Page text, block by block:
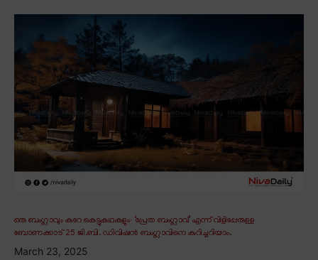
ഒരു ബംഗ്ലാവും കുറേ കെട്ടുകഥകളും∙ ‘പ്രേത ബംഗ്ലാവ്’ എന്ന് വിളിപ്പേരുള്ള
ബോണക്കാട് 25 ജി.ബി. ഡിവിഷൻ ബംഗ്ലാവിനെ കുറിച്ചറിയാം.
March 23, 2025